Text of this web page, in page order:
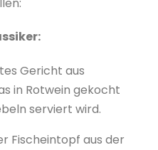
Gericht aus
in Rotwein gekocht
serviert wird.
Fischeintopf aus der